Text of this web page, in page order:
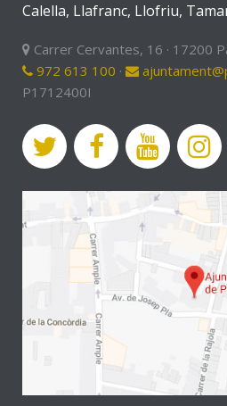
Calella, Llafranc, Llofriu,
Carrer Cervantes, 16 · 17200
972 613 100 ·
P1712400I